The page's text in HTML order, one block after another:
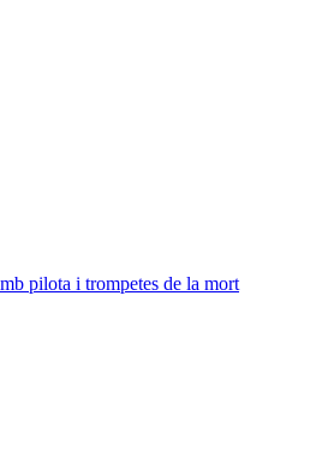
pilota i trompetes de la mort